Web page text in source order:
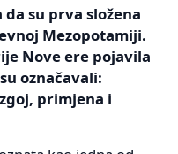
su prva složena
Mezopotamiji.
Nove ere pojavila
označavali:
primjena i